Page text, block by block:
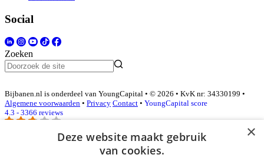
Social
Zoeken
Bijbanen.nl is onderdeel van YoungCapital • © 2026 • KvK nr: 34330199 •
Algemene voorwaarden • Privacy Contact • YoungCapital score
4.3 - 3366 reviews
×
Deze website maakt gebruik
van cookies.